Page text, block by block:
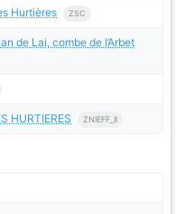
Hurtières ZSC
de Lai, combe de l’Arbet
HURTIERES ZNIEFF_II